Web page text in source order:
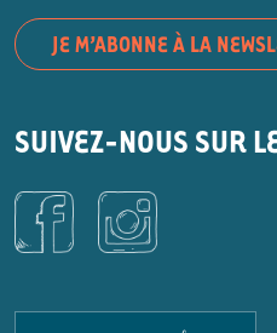
JE M’ABONNE À LA
SUIVEZ-NOUS SUR